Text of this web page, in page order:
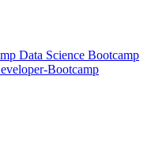
Data Science Bootcamp
Bootcamp